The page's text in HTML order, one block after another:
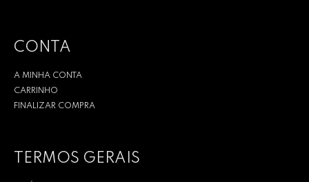
CONTA
A MINHA CONTA
CARRINHO
FINALIZAR COMPRA
TERMOS GERAIS